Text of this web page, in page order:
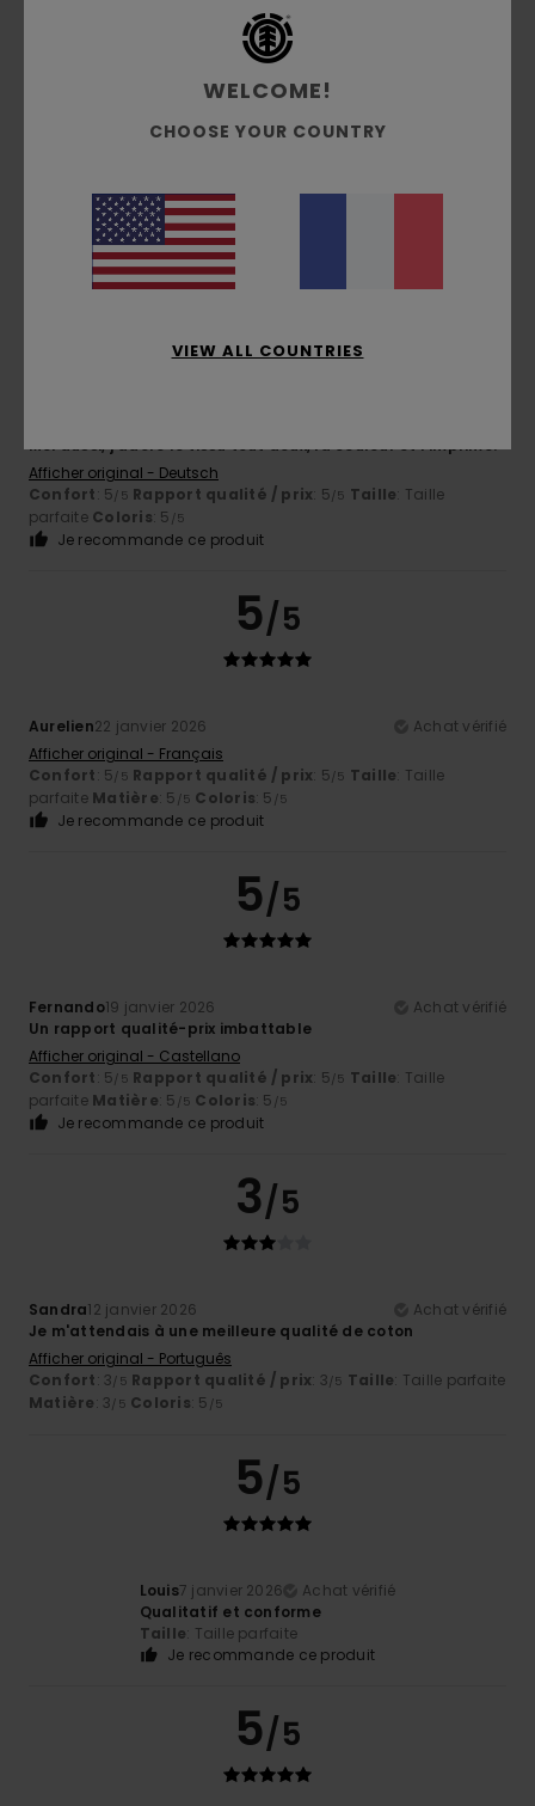
5/5
3 février 2026
Afficher original - Deutsch
Confort: 5/5 Rapport qualité / prix
Matière: 5/5 Coloris
5
Moi aussi, j'adore le tissu tout doux, la couleur et l'imprimé.
Afficher original - Deutsch
Confort: 5/5 Rapport qualité / prix: 5/5 Taille: Taille
parfaite Coloris: 5 /5
Je recommande ce produit
5/5
Aurelien22 janvier 2026
Achat vérifié
Afficher original - Français
Confort: 5/5 Rapport qualité / prix: 5/5 Taille: Taille
parfaite Matière: 5 /5 Coloris: 5 /5
Je recommande ce produit
5/5
Fernando19 janvier 2026
Achat vérifié
Un rapport qualité-prix imbattable
Afficher original - Castellano
Confort: 5/5 Rapport qualité / prix: 5/5 Taille: Taille
parfaite Matière: 5 /5 Coloris: 5 /5
Je recommande ce produit
3/5
Sandra12 janvier 2026
Achat vérifié
Je m'attendais à une meilleure qualité de coton
Afficher original - Português
Confort: 3/5 Rapport qualité / prix: 3/5 Taille: Taille parfaite
Matière: 3/5 Coloris: 5 /5
5/5
Louis7 janvier 2026
Achat vérifié
Qualitatif et conforme
Taille: Taille parfaite
Je recommande ce produit
5/5
WELCOME!
CHOOSE YOUR COUNTRY
VIEW ALL COUNTRIES